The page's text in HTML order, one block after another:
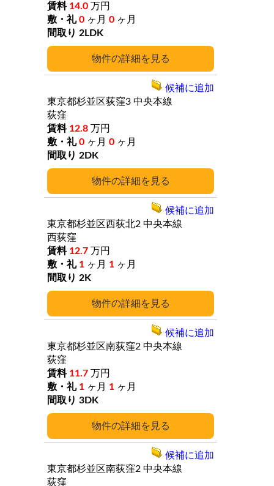
詳細
14.0 万円
0 ヶ月 0 ヶ月
2LDK
詳細
東京都杉並区荻窪3 中央本線
荻窪
12.8 万円
0 ヶ月 0 ヶ月
2DK
候補に追加
詳細
東京都杉並区西荻北2 中央本線
西荻窪
12.7 万円
1 ヶ月 1 ヶ月
2K
候補に追加
詳細
東京都杉並区南荻窪2 中央本線
荻窪
11.7 万円
1 ヶ月 1 ヶ月
3DK
候補に追加
東京都杉並区南荻窪2 中央本線
荻窪
候補に追加